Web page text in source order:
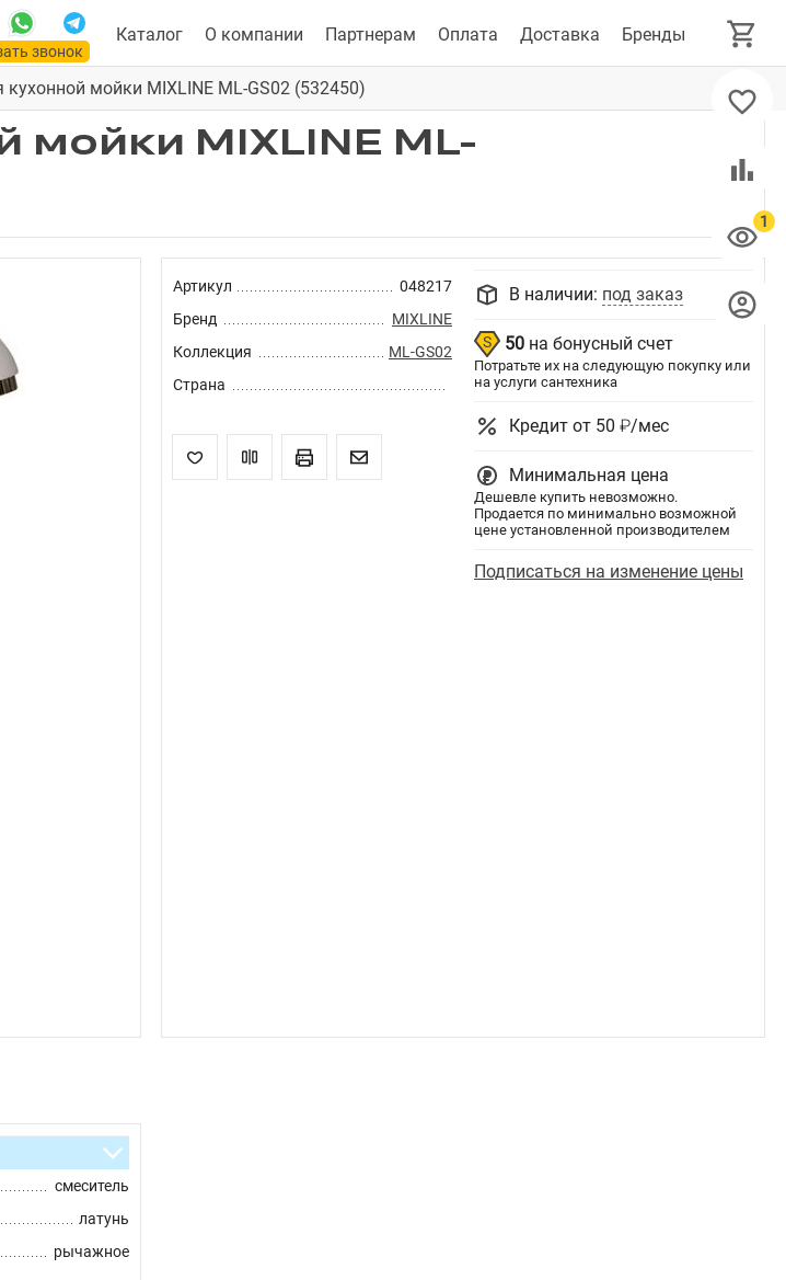
звонок
Каталог О компании Партнерам Оплата Доставка Бренды
кухонной мойки MIXLINE ML-GS02 (532450)
мойки MIXLINE ML-
Артикул
048217
Бренд
MIXLINE
Коллекция
ML-GS02
Страна
В наличии: под заказ
50 на бонусный счет
Потратьте их на следующую покупку или
на услуги сантехника
Кредит от 50 ₽/мес
Минимальная цена
Дешевле купить невозможно.
Продается по минимально возможной
цене установленной производителем
Подписаться на изменение цены
смеситель
латунь
рычажное